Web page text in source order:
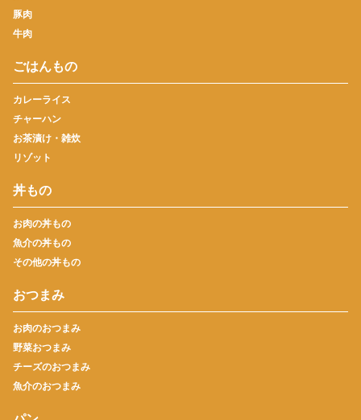
豚肉
牛肉
ごはんもの
カレーライス
チャーハン
お茶漬け・雑炊
リゾット
丼もの
お肉の丼もの
魚介の丼もの
その他の丼もの
おつまみ
お肉のおつまみ
野菜おつまみ
チーズのおつまみ
魚介のおつまみ